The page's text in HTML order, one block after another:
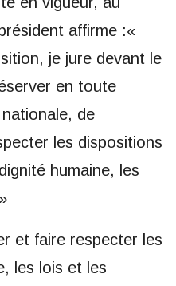
affirme :«
je jure devant le
en toute
de
les dispositions
humaine, les
et faire respecter les
les lois et les